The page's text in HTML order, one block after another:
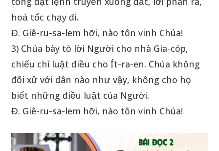
hoả tốc chạy đi.
Đ. Giê-ru-sa-lem hỡi, nào tôn vinh Chúa!
3) Chúa bày tỏ lời Người cho nhà Gia-cóp,
chiếu chỉ luật điều cho Ít-ra-en. Chúa không
đối xử với dân nào như vậy, không cho họ
biết những điều luật của Người.
Đ. Giê-ru-sa-lem hỡi, nào tôn vinh Chúa!